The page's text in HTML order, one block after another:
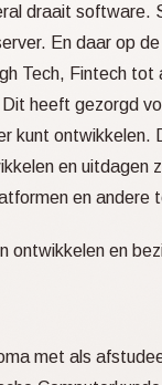
draait software.
En daar op
Tech, Fintech
heeft gezorgd
kunt
en uitdagen
en andere
ontwikkelen en
met als